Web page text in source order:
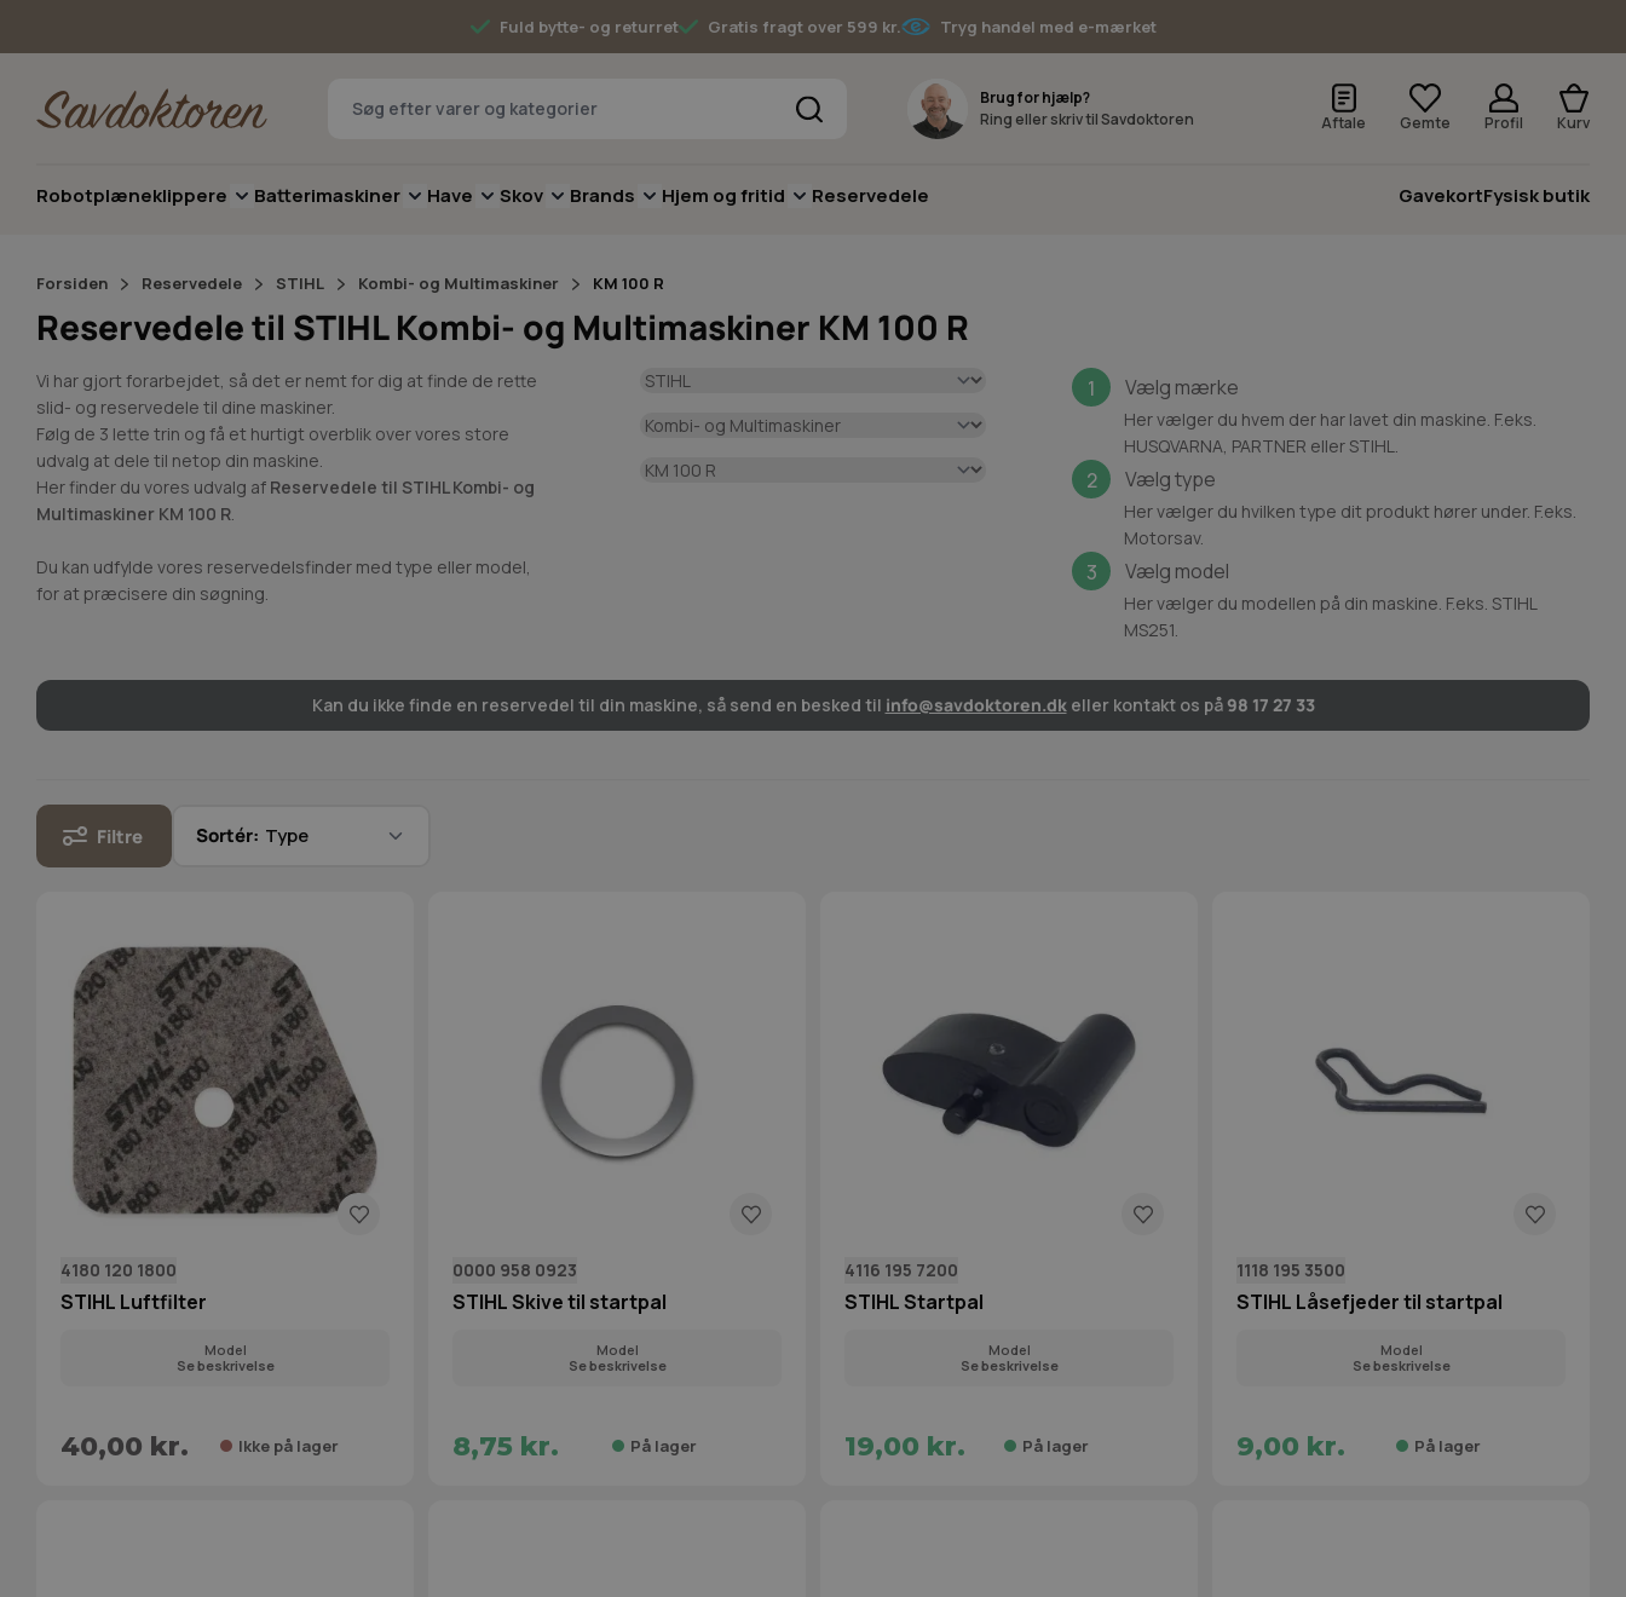
Fuld bytte- og returret Gratis fragt over 599 kr. Tryg handel med e-mærket
Brug for hjælp?
Ring eller skriv til Savdoktoren
Aftale Gemte Profil Kurv
Robotplæneklippere Toggle submenu for Robotplæneklippere
Batterimaskiner Toggle submenu for Batterimaskiner
Have Toggle submenu for Have
Skov Toggle submenu for Skov
Brands Toggle submenu for Brands
Hjem og fritid Toggle submenu for Hjem og fritid
Reservedele GavekortFysisk butik
Forsiden Reservedele STIHL Kombi- og Multimaskiner KM 100 R
Reservedele til STIHL Kombi- og Multimaskiner KM 100 R
Vi har gjort forarbejdet, så det er nemt for dig at finde de rette
slid- og reservedele til dine maskiner.
Følg de 3 lette trin og få et hurtigt overblik over vores store
udvalg at dele til netop din maskine.
Her finder du vores udvalg af Reservedele til STIHL Kombi- og
Multimaskiner KM 100 R.
Du kan udfylde vores reservedelsfinder med type eller model,
for at præcisere din søgning.
1 Vælg mærke
Her vælger du hvem der har lavet din maskine. F.eks.
HUSQVARNA, PARTNER eller STIHL.
2 Vælg type
Her vælger du hvilken type dit produkt hører under. F.eks.
Motorsav.
3 Vælg model
Her vælger du modellen på din maskine. F.eks. STIHL
MS251.
Kan du ikke finde en reservedel til din maskine, så send en besked til info@savdoktoren.dkeller kontakt os på 98 17 27 33
Filtre Sortér:
4180 120 1800
STIHL Luftfilter
Model
Se beskrivelse
40,00 kr. Ikke på lager
0000 958 0923
STIHL Skive til startpal
Model
Se beskrivelse
8,75 kr. På lager
4116 195 7200
STIHL Startpal
Model
Se beskrivelse
19,00 kr. På lager
1118 195 3500
STIHL Låsefjeder til startpal
Model
Se beskrivelse
9,00 kr. På lager